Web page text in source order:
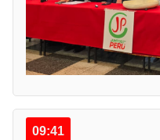
09:41